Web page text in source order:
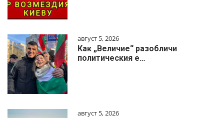
август 5, 2026
Как „Величие“ разобличи
политическия е…
август 5, 2026